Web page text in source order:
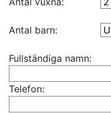
Antal barn:
Fullständiga namn:
Telefon: